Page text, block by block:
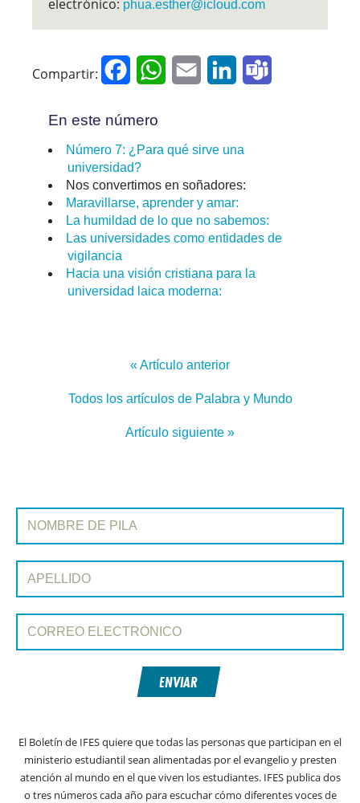
electrónico: phua.esther@icloud.com
Compartir: FacebookWhatsApp
Email LinkedIn
En este número
Número 7: ¿Para qué sirve una
universidad?
Nos convertimos en soñadores:
Maravillarse, aprender y amar:
La humildad de lo que no sabemos:
Las universidades como entidades de
vigilancia
Hacia una visión cristiana para la
universidad laica moderna:
« Artículo anterior
Todos los artículos de Palabra y Mundo
Artículo siguiente »
REGÍSTRATE EN PALABRA Y MUNDO
Nombre de pila:
Apellido:
Correo electrónico:
ENVIAR
El Boletín de IFES quiere que todas las personas que participan en el
ministerio estudiantil sean alimentadas por el evangelio y presten
atención al mundo en el que viven los estudiantes. IFES publica dos
o tres números cada año para escuchar cómo diferentes voces de